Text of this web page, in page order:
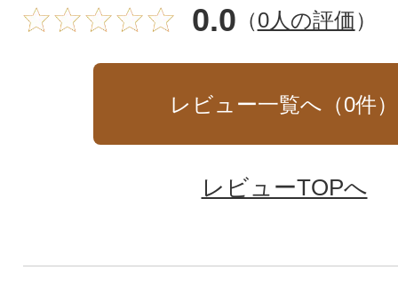
0.0 （0人の評価）
レビュー一覧へ（0件）
レビューTOPへ